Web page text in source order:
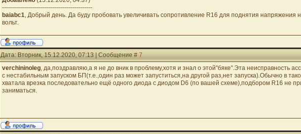
---------------------------------------------
baiabc1, Добрый день. Да буду пробовать увеличивать сопротивление R16 для поднятия напряжения
вольт.
Дата: Вторник, 15.12.2020, 07:13 | Сообщение #7
verchininoleg, да,поздравляю,а я не до вник в проблему,хотя и знал о этой"бяке".Эта неисправность
с нестабильным запуском БП(т.е.,один раз может запуститься,на другой раз,нет запуска).Обычно в
хватала врезка последовательно ещё одного диода с диодом D6 (по вашей схеме),подбором R16 не
заниматься.